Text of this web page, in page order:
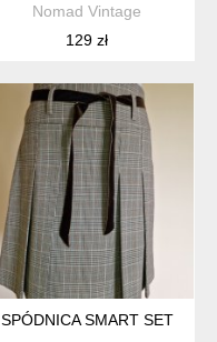
Nomad Vintage
129 zł
SPÓDNICA SMART SET